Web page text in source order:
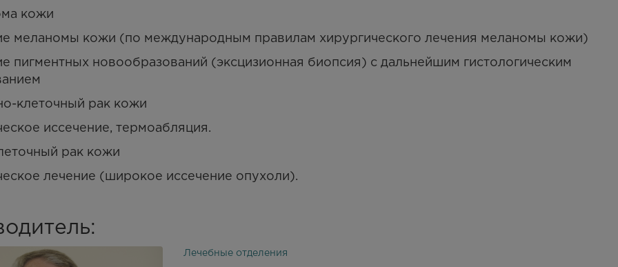
кожи
меланомы кожи (по международным правилам хирургического лечения меланомы кожи)
пигментных новообразований (эксцизионная биопсия) с дальнейшим гистологическим
клеточный рак кожи
иссечение, термоабляция.
рак кожи
лечение (широкое иссечение опухоли).
Лечебные отделения